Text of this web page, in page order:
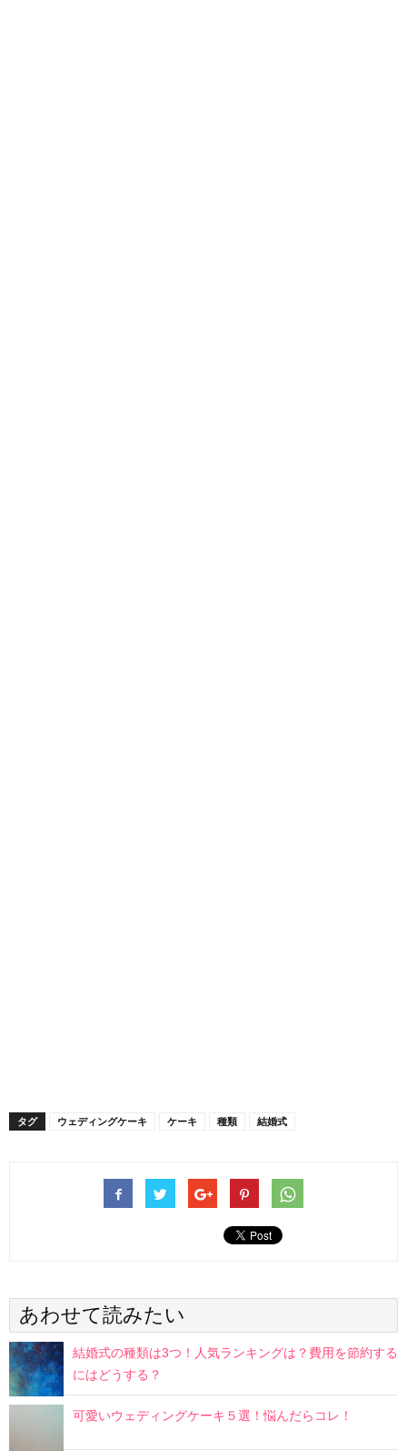
タグ ウェディングケーキ ケーキ 種類 結婚式
あわせて読みたい
結婚式の種類は3つ！人気ランキングは？費用を節約する
にはどうする？
可愛いウェディングケーキ５選！悩んだらコレ！